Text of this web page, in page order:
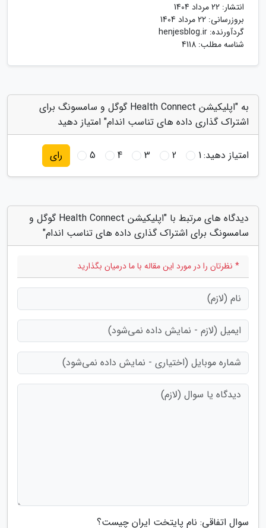
انتشار: 22 مرداد 1404
بروزرسانی: 22 مرداد 1404
گردآورنده: henjesblog.ir
شناسه مطلب: 4118
به "اپلیکیشن Health Connect گوگل و سامسونگ برای
اشتراک گذاری داده های تناسب اندام" امتیاز دهید
امتیاز دهید:1
2
3
4
5 رای
دیدگاه های مرتبط با "اپلیکیشن Health Connect گوگل و
سامسونگ برای اشتراک گذاری داده های تناسب اندام"
* نظرتان را در مورد این مقاله با ما درمیان بگذارید
سوال اتفاقی: نام پایتخت ایران چیست؟